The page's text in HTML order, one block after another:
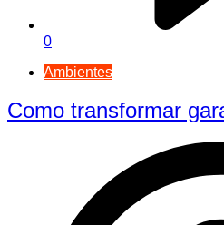
0
Ambientes
Como transformar